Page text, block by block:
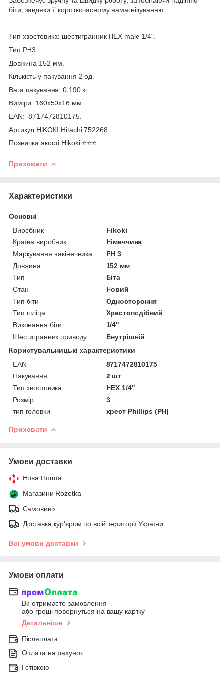
біти, завдяки її короткочасному намагнічуванню.
Тип хвостовика: шестигранник HEX male 1/4".
Тип PH3.
Довжина 152 мм.
Кількість у пакування 2 од.
Вага пакування: 0,190 кг.
Виміри: 160x50x16 мм.
EAN: 8717472810175.
Артикул HiKOKI Hitachi 752268.
Позначка якості Hikoki ⭐️⭐️⭐️.
Приховати
Характеристики
Основні
Виробник
Hikoki
Країна виробник
Німеччина
Маркування накінечника
PH 3
Довжина
152 мм
Тип
Біта
Стан
Новий
Тип біти
Одностороння
Тип шліца
Хрестоподібний
Виконання біти
1/4"
Шестигранник приводу
Внутрішній
Користувальницькі характеристики
EAN
8717472810175
Пакування
2 шт
Тип хвостовика
HEX 1/4"
Розмір
3
тип головки
хрест Phillips (PH)
Приховати
Умови доставки
Нова Пошта
Магазини Rozetka
Самовивіз
Доставка кур’єром по всій території України
Всі умови доставки
Умови оплати
Ви отримаєте замовлення
або гроші повернуться на вашу картку
Детальніше
Післяплата
Оплата на рахунок
Готівкою